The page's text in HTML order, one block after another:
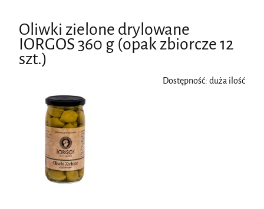
Oliwki zielone drylowane
IORGOS 360 g (opak zbiorcze 12
szt.)
Dostępność: duża ilość